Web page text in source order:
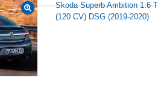
Skoda Superb Ambition 1.6
(120 CV) DSG (2019-2020)